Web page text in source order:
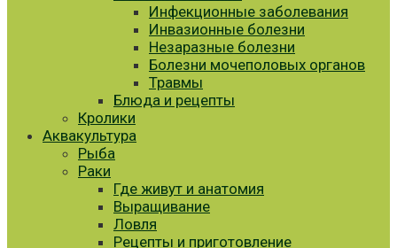
Инфекционные заболевания
Инвазионные болезни
Незаразные болезни
Болезни мочеполовых органов
Травмы
Блюда и рецепты
Кролики
Аквакультура
Рыба
Раки
Где живут и анатомия
Выращивание
Ловля
Рецепты и приготовление